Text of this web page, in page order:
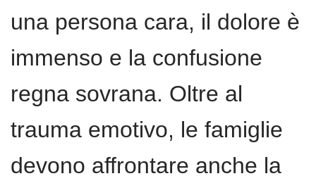
una persona cara, il dolore è
immenso e la confusione
regna sovrana. Oltre al
trauma emotivo, le famiglie
devono affrontare anche la